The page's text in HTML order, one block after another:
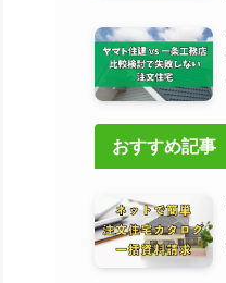
おすすめ記事